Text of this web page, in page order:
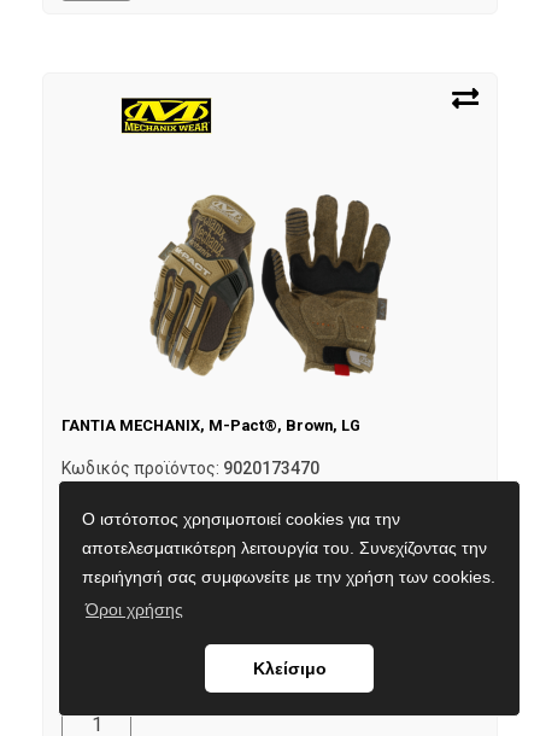
Ο ιστότοπος χρησιμοποιεί cookies για την
αποτελεσματικότερη λειτουργία του. Συνεχίζοντας την
περιήγησή σας συμφωνείτε με την χρήση των cookies.
Όροι χρήσης
Κλείσιμο
ΓΑΝΤΙΑ MECHANIX, M-Pact®, Brown, LG
Κωδικός προϊόντος: 9020173470
Τιμή με ΦΠΑ:42,50€
Σε απόθεμα
Διαθέσιμο και στο κατάστημα Δωδεκανήσου 10Α
Προσθήκη στο καλάθι